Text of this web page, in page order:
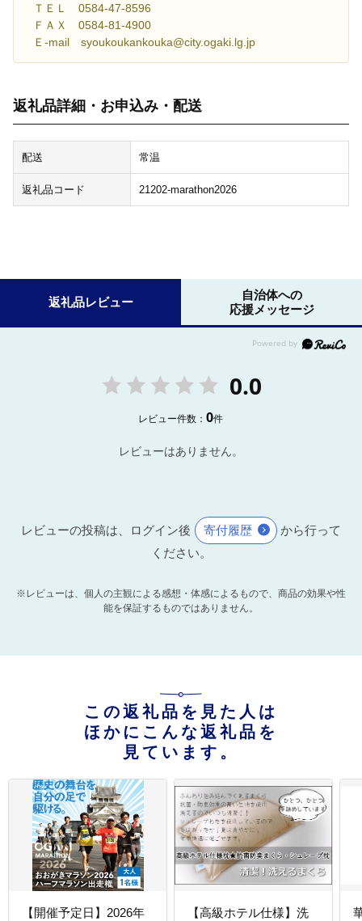
ＴＥＬ 0584-47-8596
ＦＡＸ 0584-81-4900
Ｅ-mail syoukoukankouka@city.ogaki.lg.jp
返礼品詳細・お申込み・配送
配送 常温
返礼品コード 21202-marathon2026
返礼品レビュー
自治体への
応援メッセージ
0.0
レビュー件数：0件
レビューはありません。
レビューの投稿は、ログイン後 寄付履歴
から行って
ください。
※レビューは、個人の主観による感想・体感によるもので、商品の効果や性
能を保証するものではありません。
この返礼品を見た人は
ほかにこんな返礼品を
見ています。
【開催予定日】2026年
【高級ホテル仕様】洗